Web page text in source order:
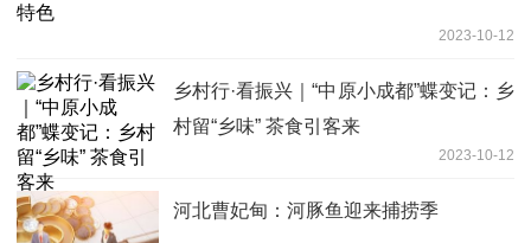
2023-10-12
乡村行·看振兴｜“中原小成都”蝶变记：乡
村留“乡味” 茶食引客来
2023-10-12
河北曹妃甸：河豚鱼迎来捕捞季